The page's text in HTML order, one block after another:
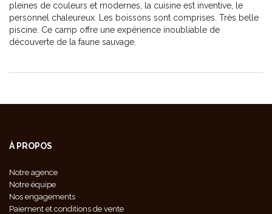
pleines de couleurs et modernes, la cuisine est inventive, le
personnel chaleureux. Les boissons sont comprises. Très belle
piscine. Ce camp offre une expérience inoubliable de
découverte de la faune sauvage.
À PROPOS
Notre agence
Notre équipe
Nos engagements
Paiement et conditions de vente